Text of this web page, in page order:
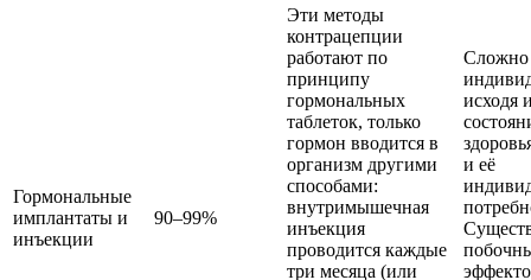
Гормональные
имплантаты и
инъекции
90–99%
Эти методы
контрацепции
работают по
принципу
гормональных
таблеток, только
гормон вводится в
организм другими
способами:
внутримышечная
инъекция
проводится каждые
три месяца (или
Сложно
исходя
и её